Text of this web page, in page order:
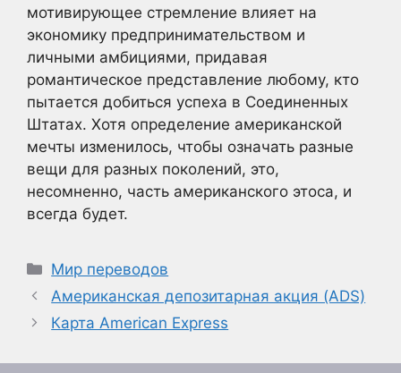
мотивирующее стремление влияет на
экономику предпринимательством и
личными амбициями, придавая
романтическое представление любому, кто
пытается добиться успеха в Соединенных
Штатах. Хотя определение американской
мечты изменилось, чтобы означать разные
вещи для разных поколений, это,
несомненно, часть американского этоса, и
всегда будет.
Рубрики
Мир переводов
Американская депозитарная акция (ADS)
Карта American Express